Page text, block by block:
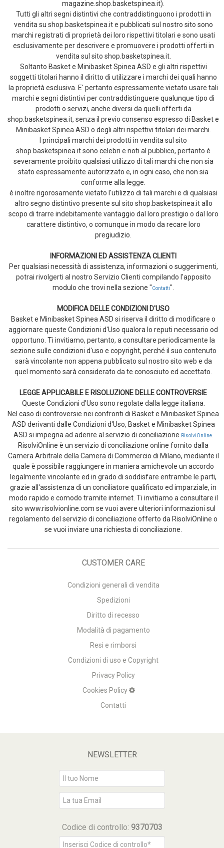
magazine.shop.basketspinea.it).
Tutti gli altri segni distintivi che contraddistinguono i prodotti in
vendita su shop.basketspinea.it e pubblicati sul nostro sito sono
marchi registrati di proprietà dei loro rispettivi titolari e sono usati
esclusivamente per descrivere e promuovere i prodotti offerti in
vendita sul sito shop.basketspinea.it.
Soltanto Basket e Minibasket Spinea ASD e gli altri rispettivi
soggetti titolari hanno il diritto di utilizzare i marchi dei quali hanno
la proprietà esclusiva. E' pertanto espressamente vietato usare tali
marchi e segni distintivi per contraddistinguere qualunque tipo di
prodotti o servizi, anche diversi da quelli offerti da
shop.basketspinea.it, senza il previo consenso espresso di Basket e
Minibasket Spinea ASD o degli altri rispettivi titolari dei marchi.
I principali marchi dei prodotti in vendita sul sito
shop.basketspinea.it sono celebri e noti al pubblico, pertanto è
severamente proibito qualsiasi utilizzo di tali marchi che non sia
stato espressamente autorizzato e, in ogni caso, che non sia
conforme alla legge.
è inoltre rigorosamente vietato l'utilizzo di tali marchi e di qualsiasi
altro segno distintivo presente sul sito shop.basketspinea.it allo
scopo di trarre indebitamente vantaggio dal loro prestigio o dal loro
carattere distintivo, o comunque in modo da recare loro
pregiudizio.
INFORMAZIONI ED ASSISTENZA CLIENTI
Per qualsiasi necessità di assistenza, informazioni o suggerimenti,
potrai rivolgerti al nostro Servizio Clienti compilando l'apposito
modulo che trovi nella sezione "Contatti".
MODIFICA DELLE CONDIZIONI D'USO
Basket e Minibasket Spinea ASD si riserva il diritto di modificare o
aggiornare queste Condizioni d'Uso qualora lo reputi necessario od
opportuno. Ti invitiamo, pertanto, a consultare periodicamente la
sezione sulle condizioni d'uso e copyright, perché il suo contenuto
sarà vincolante non appena pubblicato sul nostro sito web e da
quel momento sarà considerato da te conosciuto ed accettato.
LEGGE APPLICABILE E RISOLUZIONE DELLE CONTROVERSIE
Queste Condizioni d'Uso sono regolate dalla legge italiana.
Nel caso di controversie nei confronti di Basket e Minibasket Spinea
ASD derivanti dalle Condizioni d'Uso, Basket e Minibasket Spinea
ASD si impegna ad aderire al servizio di conciliazione RisolviOnline.
RisolviOnline è un servizio di conciliazione online fornito dalla
Camera Arbitrale della Camera di Commercio di Milano, mediante il
quale è possibile raggiungere in maniera amichevole un accordo
legalmente vincolante ed in grado di soddisfare entrambe le parti,
grazie all'assistenza di un conciliatore qualificato ed imparziale, in
modo rapido e comodo tramite internet. Ti invitiamo a consultare il
sito www.risolvionline.com se vuoi avere ulteriori informazioni sul
regolamento del servizio di conciliazione offerto da RisolviOnline o
se vuoi inviare una richiesta di conciliazione.
CUSTOMER CARE
Condizioni generali di vendita
Spedizioni
Diritto di recesso
Modalità di pagamento
Resi e rimborsi
Condizioni di uso e Copyright
Privacy Policy
Cookies Policy
Contatti
NEWSLETTER
Codice di controllo: 9370703